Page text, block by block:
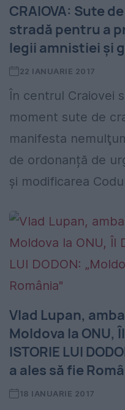
CRAIOVA: Sute
stradă pentru a
legii amnistiei şi
22 IANUARIE 2017
În centrul Craiovei
moment sute de
manifesta
de ordonanță de
și modificarea
Vlad Lupan,
Moldova la ONU, ÎI
ISTORIE LUI
a ales să fie
18 IANUARIE 2017